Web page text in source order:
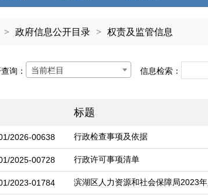
> 政府信息公开目录 > 权责及监管信息
询： 当前栏目 信息检索：
标题
2026-00638 行政检查事项及依据
2025-00728 行政许可事项清单
2023-01784 滨湖区人力资源和社会保障局2023